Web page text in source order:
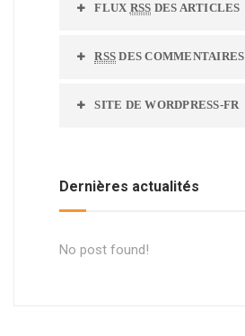
FLUX RSS DES ARTICLES
RSS DES COMMENTAIRES
SITE DE WORDPRESS-FR
Dernières actualités
No post found!